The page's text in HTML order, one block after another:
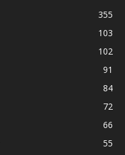
355
103
102
91
84
72
66
55